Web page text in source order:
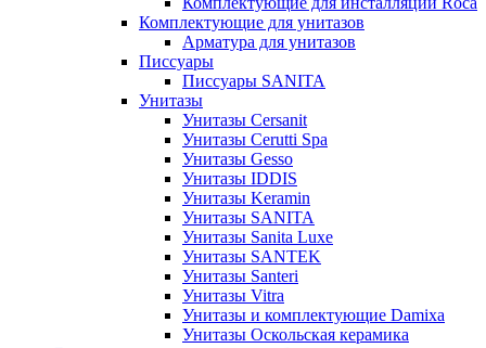
Комплектующие для унитазов
Арматура для унитазов
Писсуары
Писсуары SANITA
Унитазы
Унитазы Cersanit
Унитазы Cerutti Spa
Унитазы Gesso
Унитазы IDDIS
Унитазы Keramin
Унитазы SANITA
Унитазы Sanita Luxe
Унитазы SANTEK
Унитазы Santeri
Унитазы Vitra
Унитазы и комплектующие Damixa
Унитазы Оскольская керамика